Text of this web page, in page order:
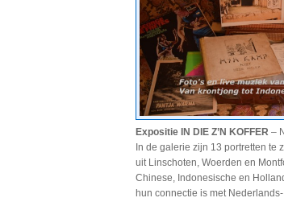
Expositie IN DIE Z’N KOFFER –
In de galerie zijn 13 portretten te
uit Linschoten, Woerden en
Chinese, Indonesische en
hun connectie is met